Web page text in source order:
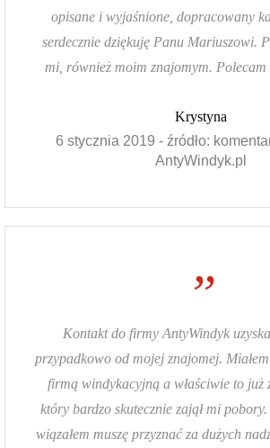
opisane i wyjaśnione, dopracowany
serdecznie dziękuję Panu Mariuszowi.
mi, również moim znajomym. Polecam
Krystyna
6 stycznia 2019 - źródło:
AntyWindyk.pl
”
Kontakt do firmy AntyWindyk
przypadkowo od mojej znajomej.
firmą windykacyjną a właściwie to już
który bardzo skutecznie zajął mi
wiązałem muszę przyznać za dużych